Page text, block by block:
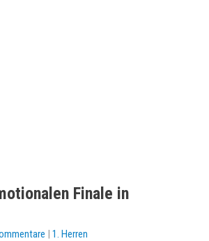
Finale in
| 1. Herren